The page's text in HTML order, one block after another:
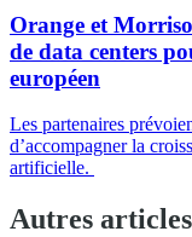
Orange et
de data centers
européen
Les partenaires
d’accompagner la
artificielle.
Autres articles